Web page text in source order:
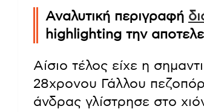
Αναλυτική περιγραφή
highlighting την
Αίσιο τέλος είχε η
28χρονου Γάλλου
άνδρας γλίστρησε στο